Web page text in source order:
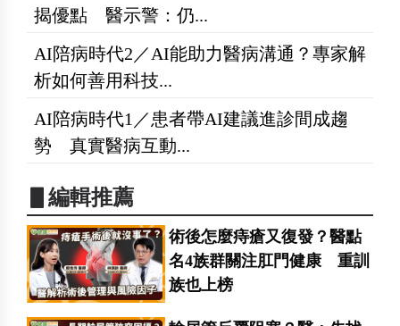
揭優點 醫示警：仍...
AI陪病時代2／AI能助力醫病溝通？專家解
析如何善用科技...
AI陪病時代1／患者帶AI建議進診間成趨
勢 真實醫病互動...
▋編輯推薦
術後怎麼痔瘡又復發？醫點
名4族群關注肛門健康 重訓
族也上榜